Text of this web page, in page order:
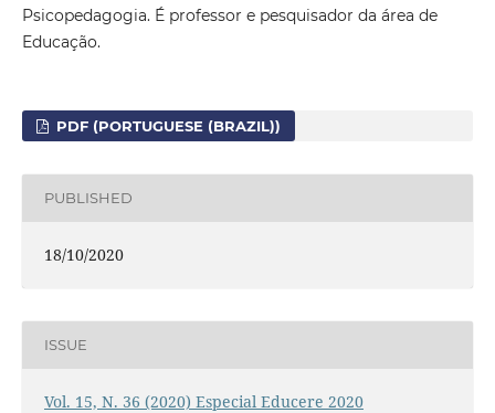
Psicopedagogia. É professor e pesquisador da área de
Educação.
PDF (PORTUGUESE (BRAZIL))
PUBLISHED
18/10/2020
ISSUE
Vol. 15, N. 36 (2020) Especial Educere 2020